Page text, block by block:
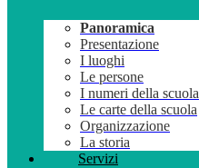
Panoramica
Presentazione
I luoghi
Le persone
I numeri della scuola
Le carte della scuola
Organizzazione
La storia
Servizi